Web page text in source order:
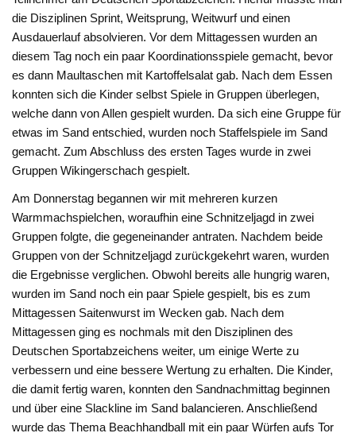
die Disziplinen Sprint, Weitsprung, Weitwurf und einen
Ausdauerlauf absolvieren. Vor dem Mittagessen wurden an
diesem Tag noch ein paar Koordinationsspiele gemacht, bevor
es dann Maultaschen mit Kartoffelsalat gab. Nach dem Essen
konnten sich die Kinder selbst Spiele in Gruppen überlegen,
welche dann von Allen gespielt wurden. Da sich eine Gruppe für
etwas im Sand entschied, wurden noch Staffelspiele im Sand
gemacht. Zum Abschluss des ersten Tages wurde in zwei
Gruppen Wikingerschach gespielt.
Am Donnerstag begannen wir mit mehreren kurzen
Warmmachspielchen, woraufhin eine Schnitzeljagd in zwei
Gruppen folgte, die gegeneinander antraten. Nachdem beide
Gruppen von der Schnitzeljagd zurückgekehrt waren, wurden
die Ergebnisse verglichen. Obwohl bereits alle hungrig waren,
wurden im Sand noch ein paar Spiele gespielt, bis es zum
Mittagessen Saitenwurst im Wecken gab. Nach dem
Mittagessen ging es nochmals mit den Disziplinen des
Deutschen Sportabzeichens weiter, um einige Werte zu
verbessern und eine bessere Wertung zu erhalten. Die Kinder,
die damit fertig waren, konnten den Sandnachmittag beginnen
und über eine Slackline im Sand balancieren. Anschließend
wurde das Thema Beachhandball mit ein paar Würfen aufs Tor